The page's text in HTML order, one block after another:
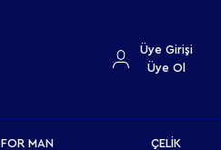
Üye Girişi
Üye Ol
FOR MAN ÇELİK